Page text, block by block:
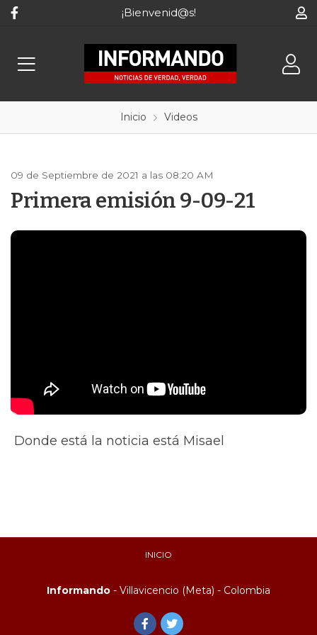
¡Bienvenid@s!
Inicio Videos
09 de Septiembre de 2021 a las 08:20 AM
Primera emisión 9-09-21
Donde está la noticia está Misael
INICIO
Informando - Villavicencio (Meta) - Colombia